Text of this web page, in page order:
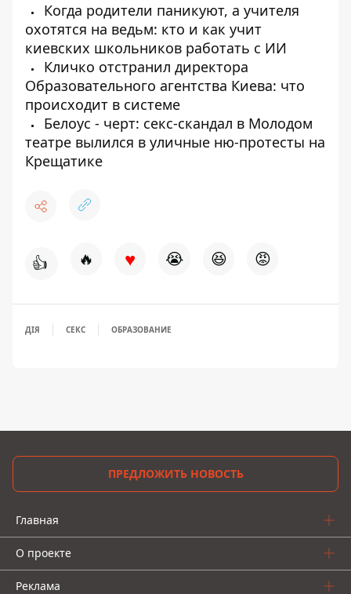
Когда родители паникуют, а учителя
охотятся на ведьм: кто и как учит
киевских школьников работать с ИИ
Кличко отстранил директора
Образовательного агентства Киева: что
происходит в системе
Белоус - черт: секс-скандал в Молодом
театре вылился в уличные ню-протесты на
Крещатике
👍 🔥 ♥ 😭 😆 😡
ДІЯ СЕКС ОБРАЗОВАНИЕ
ПРЕДЛОЖИТЬ НОВОСТЬ
Главная
О проекте
Реклама